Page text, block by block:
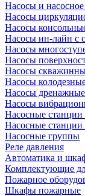
Насосы и
Насосы
Насосы
Насосы ин-лайн с
Насосы
Насосы
Насосы
Насосы
Насосы
Насосы
Насосные
Насосные
Насосные группы
Реле давления
Автоматика и
Комплектующие
Пожарное
Шкафы пожарные